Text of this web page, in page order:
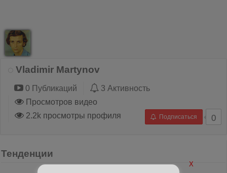
Vladimir Martynov
0 Публикаций
3 Активность
Просмотров видео
2.2k просмотры профиля
Подписаться 0
Тенденции
X